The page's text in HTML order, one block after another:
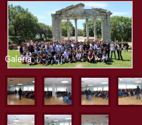
Galeria